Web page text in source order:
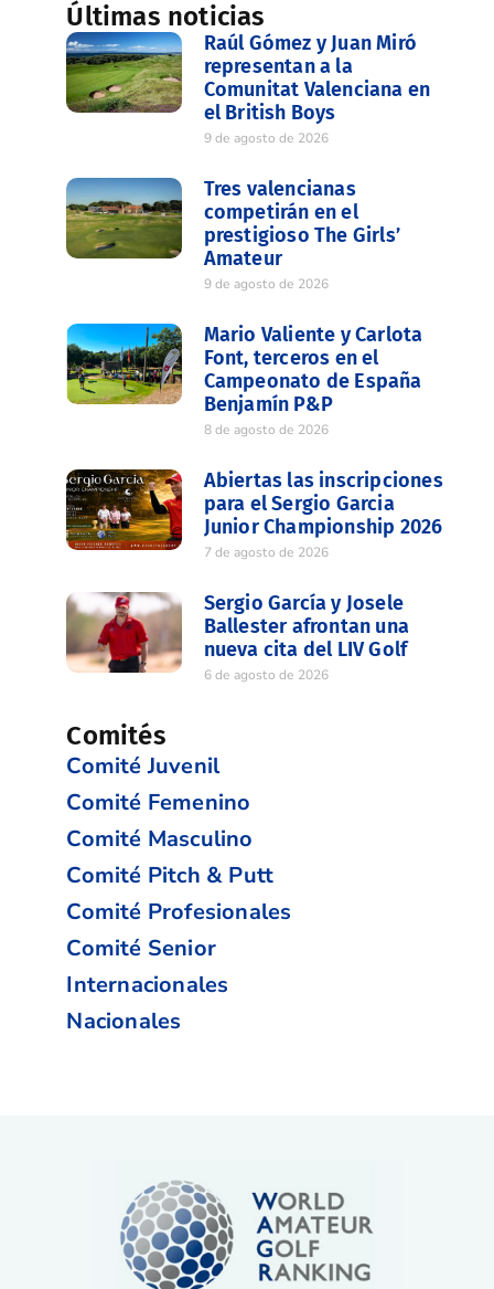
Últimas noticias
Raúl Gómez y Juan Miró
representan a la
Comunitat Valenciana en
el British Boys
9 de agosto de 2026
Tres valencianas
competirán en el
prestigioso The Girls’
Amateur
9 de agosto de 2026
Mario Valiente y Carlota
Font, terceros en el
Campeonato de España
Benjamín P&P
8 de agosto de 2026
Abiertas las inscripciones
para el Sergio Garcia
Junior Championship 2026
7 de agosto de 2026
Sergio García y Josele
Ballester afrontan una
nueva cita del LIV Golf
6 de agosto de 2026
Comités
Comité Juvenil
Comité Femenino
Comité Masculino
Comité Pitch & Putt
Comité Profesionales
Comité Senior
Internacionales
Nacionales